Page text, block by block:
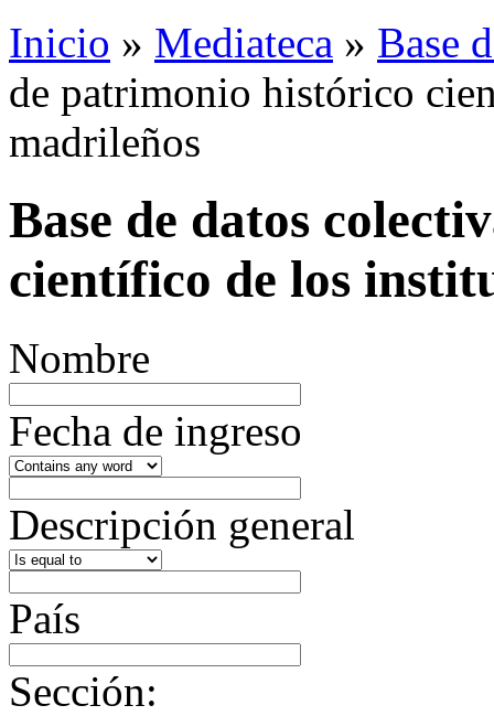
Inicio » Mediateca » Base
de patrimonio histórico
madrileños
Base de datos
científico de los
Nombre
Fecha de ingreso
Descripción general
País
Sección: